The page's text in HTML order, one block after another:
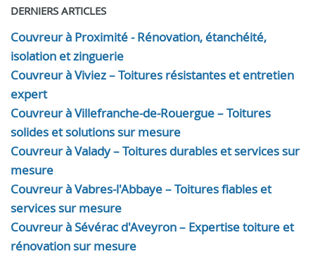
DERNIERS ARTICLES
Couvreur à Proximité - Rénovation, étanchéité,
isolation et zinguerie
Couvreur à Viviez – Toitures résistantes et entretien
expert
Couvreur à Villefranche-de-Rouergue – Toitures
solides et solutions sur mesure
Couvreur à Valady – Toitures durables et services sur
mesure
Couvreur à Vabres-l'Abbaye – Toitures fiables et
services sur mesure
Couvreur à Sévérac d'Aveyron – Expertise toiture et
rénovation sur mesure